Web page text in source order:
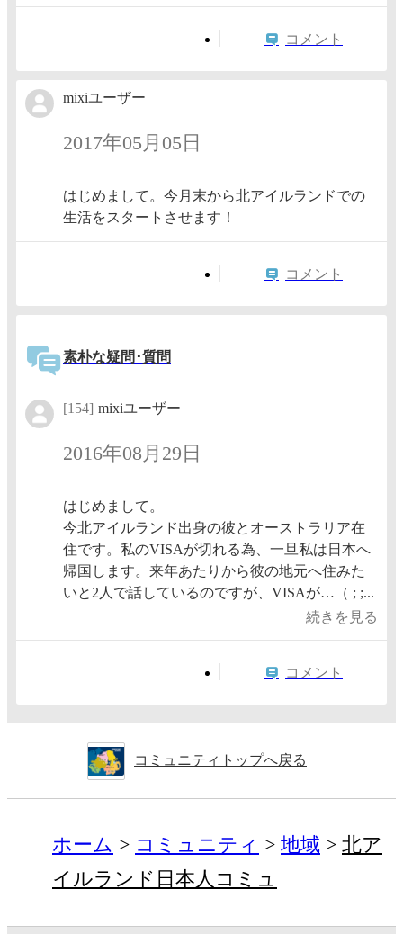
コメント
mixiユーザー
2017年05月05日
はじめまして。今月末から北アイルランドでの
生活をスタートさせます！
コメント
素朴な疑問･質問
[154] mixiユーザー
2016年08月29日
はじめまして。
今北アイルランド出身の彼とオーストラリア在
住です。私のVISAが切れる為、一旦私は日本へ
帰国します。来年あたりから彼の地元へ住みた
いと2人で話しているのですが、VISAが…（ ; ;...
続きを見る
コメント
コミュニティトップへ戻る
ホーム コミュニティ 地域
北ア
イルランド日本人コミュ